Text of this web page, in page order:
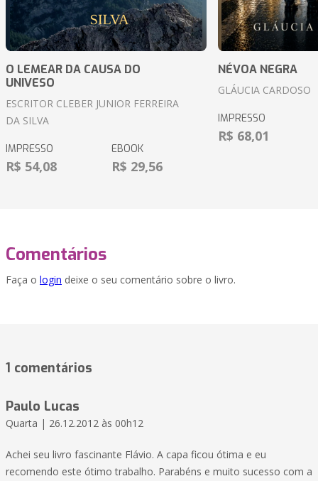
O LEMEAR DA CAUSA DO
UNIVESO
ESCRITOR CLEBER JUNIOR FERREIRA
DA SILVA
IMPRESSO
R$ 54,08
EBOOK
R$ 29,56
NÉVOA NEGRA
GLÁUCIA CARDOSO
IMPRESSO
R$ 68,01
Comentários
Faça o login deixe o seu comentário sobre o livro.
1 comentários
Paulo Lucas
Quarta | 26.12.2012 às 00h12
Achei seu livro fascinante Flávio. A capa ficou ótima e eu
recomendo este ótimo trabalho. Parabéns e muito sucesso com a